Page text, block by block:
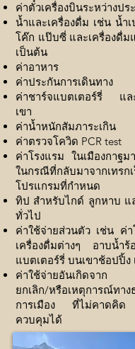
ค่าตั๋วเครื่องบินระหว่างปร
น้ำและเครื่องดื่ม เช่น น้ำ
โค๊ก แป๊บซี่ และเครื่องดื่ม
เป็นต้น
ค่าอาหาร
ค่าประกันการเดินทาง
ค่าชาร์จแบตเตอร์รี่ แล
เขา
ค่าน้ำหนักสัมภาระเกิน
ค่าตรวจโควิด PCR test
ค่าโรงแรม ในเมืองกาฐ
ในกรณีที่กลับมาจากเทร
โปรแกรมที่กำหนด
ทิป สำหรับไกด์ ลูกหาบ แ
ทั่วไป
ค่าใช้จ่ายส่วนตัว เช่น ค่
เครื่องดื่มต่างๆ อาบน้ำ
แบตเตอร์รี่ บนเขาช้อปปิ้ง
ค่าใช้จ่ายอันเกิดจาก
ยกเลิก/หรือเหตุการณ์ท
การเมือง ที่ไม่คาดคิด
ควบคุมได้